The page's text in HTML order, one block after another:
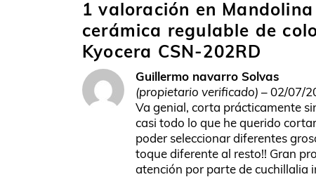
1 valoración en
cerámica regulable de
Kyocera CSN-202RD
Guillermo navarro Solvas
(propietario verificado) –02/07/
Va genial, corta prácticamente
casi todo lo que he querido
poder seleccionar diferentes
toque diferente al resto!! Gran
atención por parte de cuchillalia